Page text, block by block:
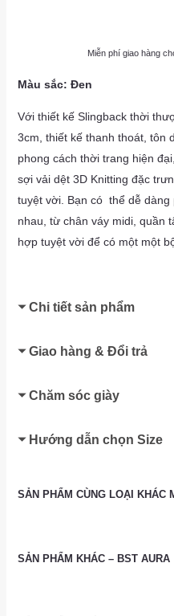
Miễn phí giao hàng
Màu sắc: Đen
Với thiết kế Slingback thời
3cm, thiết kế thanh thoát, tôn
phong cách thời trang hiện
sợi vải dệt 3D Knitting đặc
tuyệt vời. Bạn có thể dễ dàng
nhau, từ chân váy midi, quần
hợp tuyệt vời để có một một
Chi tiết sản phẩm
Giao hàng & Đổi trả
Chăm sóc giày
Hướng dẫn chọn Size
SẢN PHẨM CÙNG LOẠI KHÁC
SẢN PHẨM KHÁC – BST AURA